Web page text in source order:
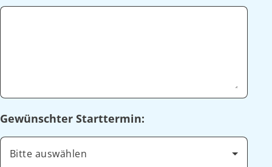
Gewünschter Starttermin:
Bitte auswählen